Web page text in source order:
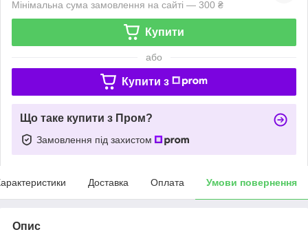
Мінімальна сума замовлення на сайті — 300 ₴
Купити
або
Купити з
Що таке купити з Пром?
Замовлення під захистом
Доставка Оплата Умови повернення
Опис